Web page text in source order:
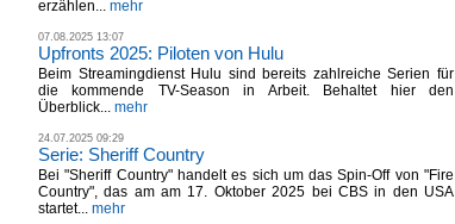
erzählen... mehr
07.08.2025 13:07
Upfronts 2025: Piloten von Hulu
Beim Streamingdienst Hulu sind bereits zahlreiche Serien für
die kommende TV-Season in Arbeit. Behaltet hier den
Überblick... mehr
24.07.2025 09:29
Serie: Sheriff Country
Bei "Sheriff Country" handelt es sich um das Spin-Off von "Fire
Country", das am am 17. Oktober 2025 bei CBS in den USA
startet... mehr